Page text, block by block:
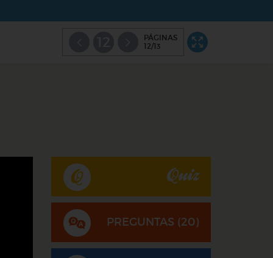
PÁGINAS
12/13
Quiz
PREGUNTAS (20)